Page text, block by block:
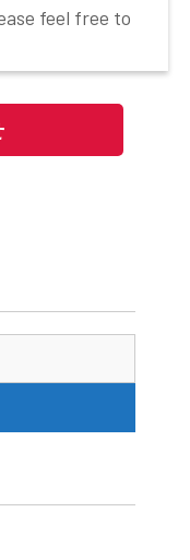
feel free to